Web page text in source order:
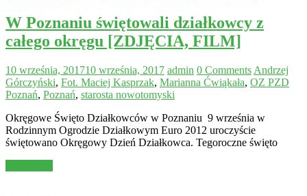
W Poznaniu świętowali działkowcy z
całego okręgu [ZDJĘCIA, FILM]
10 września, 201710 września, 2017 admin 0 Comments Andrzej
Górczyński, Fot. Maciej Kasprzak, Marianna Ćwiąkała, OZ PZD
Poznań, Poznań, starosta nowotomyski
Okręgowe Święto Działkowców w Poznaniu 9 września w
Rodzinnym Ogrodzie Działkowym Euro 2012 uroczyście
świętowano Okręgowy Dzień Działkowca. Tegoroczne święto